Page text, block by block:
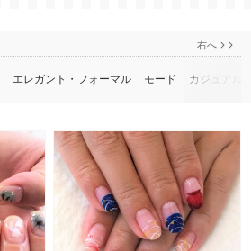
右へ
エレガント・フォーマル モード カジュアル